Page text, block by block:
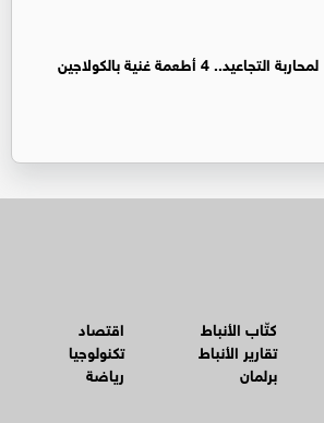
لمحاربة التجاعيد.. 4 أطعمة غنية بالكولاجين
كتّاب الأنباط
تقارير الأنباط
برلمان
اقتصاد
تكنولوجيا
رياضة